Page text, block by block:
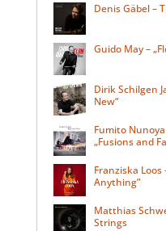
Denis Gäbel –
Guido May –
Dirik Schilgen
New“
Fumito
„Fusions and
Franziska Loos
Anything”
Matthias
Strings